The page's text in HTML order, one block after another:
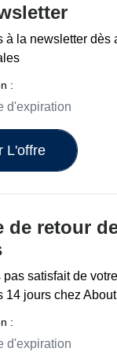
à la newsletter
:
d'expiration
L'offre
de retour
pas satisfait de
14 jours chez
:
d'expiration